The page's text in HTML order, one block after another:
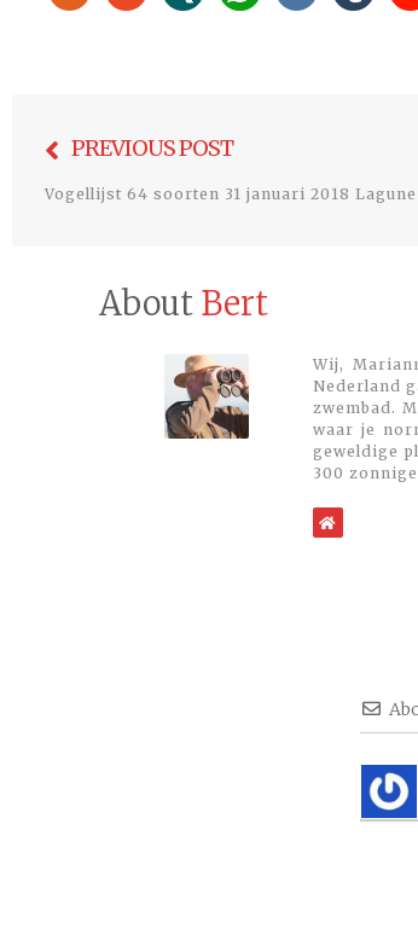
navigatie
PREVIOUS POST
Vogellijst 64 soorten 31 januari 2018
About Bert
Wij,
Nederland
zwembad.
waar je
geweldige
300